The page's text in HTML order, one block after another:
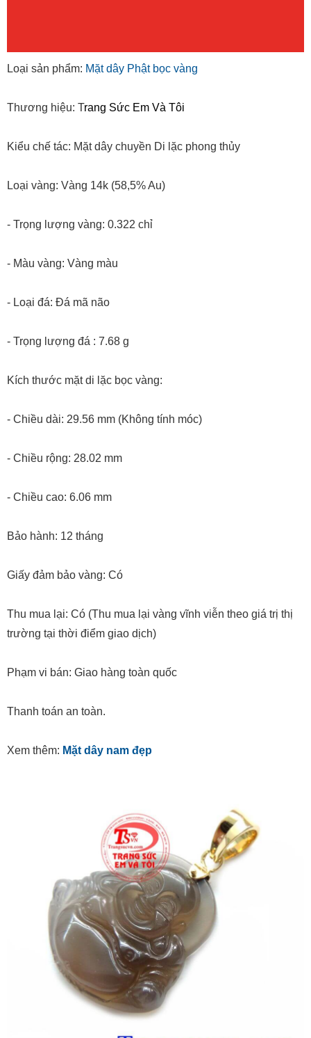
Loại sản phẩm: Mặt dây Phật bọc vàng
Thương hiệu: Trang Sức Em Và Tôi
Kiểu chế tác: Mặt dây chuyền Di lặc phong thủy
Loại vàng: Vàng 14k (58,5% Au)
- Trọng lượng vàng: 0.322 chỉ
- Màu vàng: Vàng màu
- Loại đá: Đá mã não
- Trọng lượng đá : 7.68 g
Kích thước mặt di lặc bọc vàng:
- Chiều dài: 29.56 mm (Không tính móc)
- Chiều rộng: 28.02 mm
- Chiều cao: 6.06 mm
Bảo hành: 12 tháng
Giấy đảm bảo vàng: Có
Thu mua lại: Có (Thu mua lại vàng vĩnh viễn theo giá trị thị
trường tại thời điểm giao dịch)
Phạm vi bán: Giao hàng toàn quốc
Thanh toán an toàn.
Xem thêm: Mặt dây nam đẹp